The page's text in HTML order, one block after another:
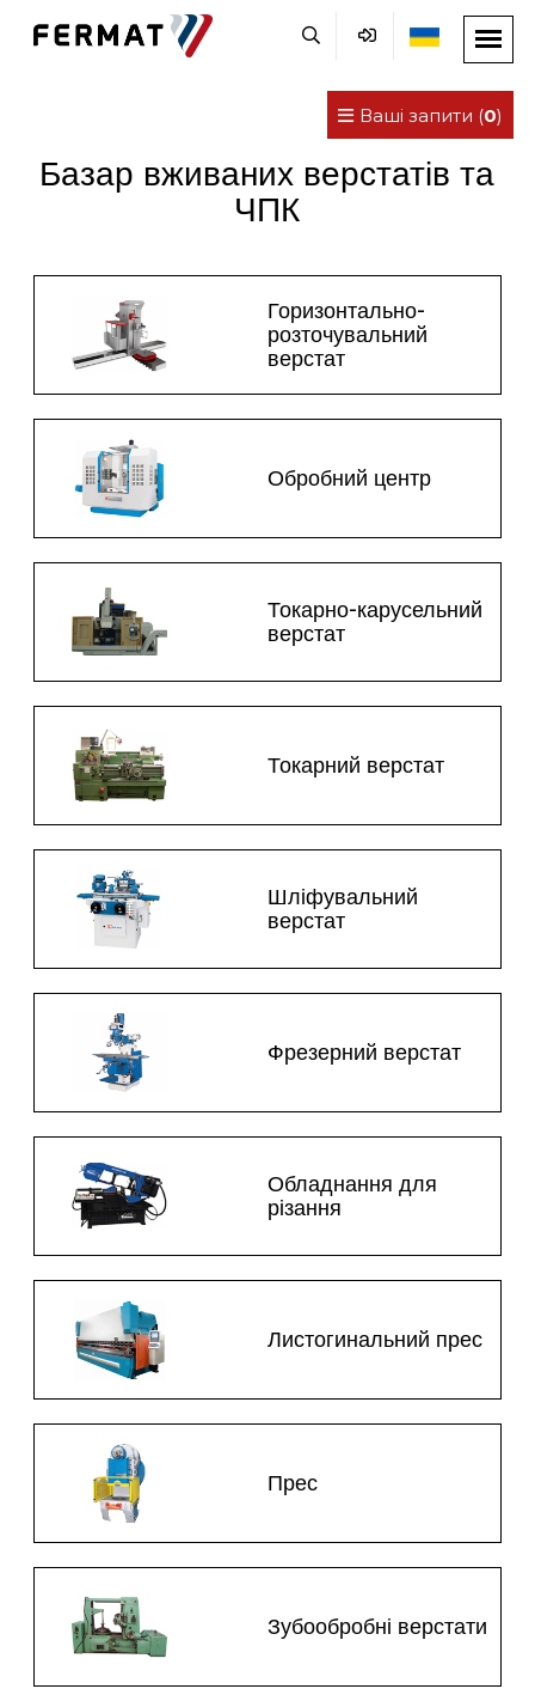
Ваші запити (0)
Базар вживаних верстатів та
ЧПК
Горизонтально-
розточувальний
верстат
Обробний центр
Токарно-карусельний
верстат
Токарний верстат
Шліфувальний
верстат
Фрезерний верстат
Обладнання для
різання
Листогинальний прес
Прес
Зубообробні верстати